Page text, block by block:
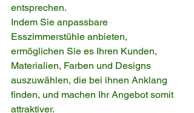
entsprechen.
Indem Sie anpassbare
Esszimmerstühle anbieten,
ermöglichen Sie es Ihren Kunden,
Materialien, Farben und Designs
auszuwählen, die bei ihnen Anklang
finden, und machen Ihr Angebot somit
attraktiver.